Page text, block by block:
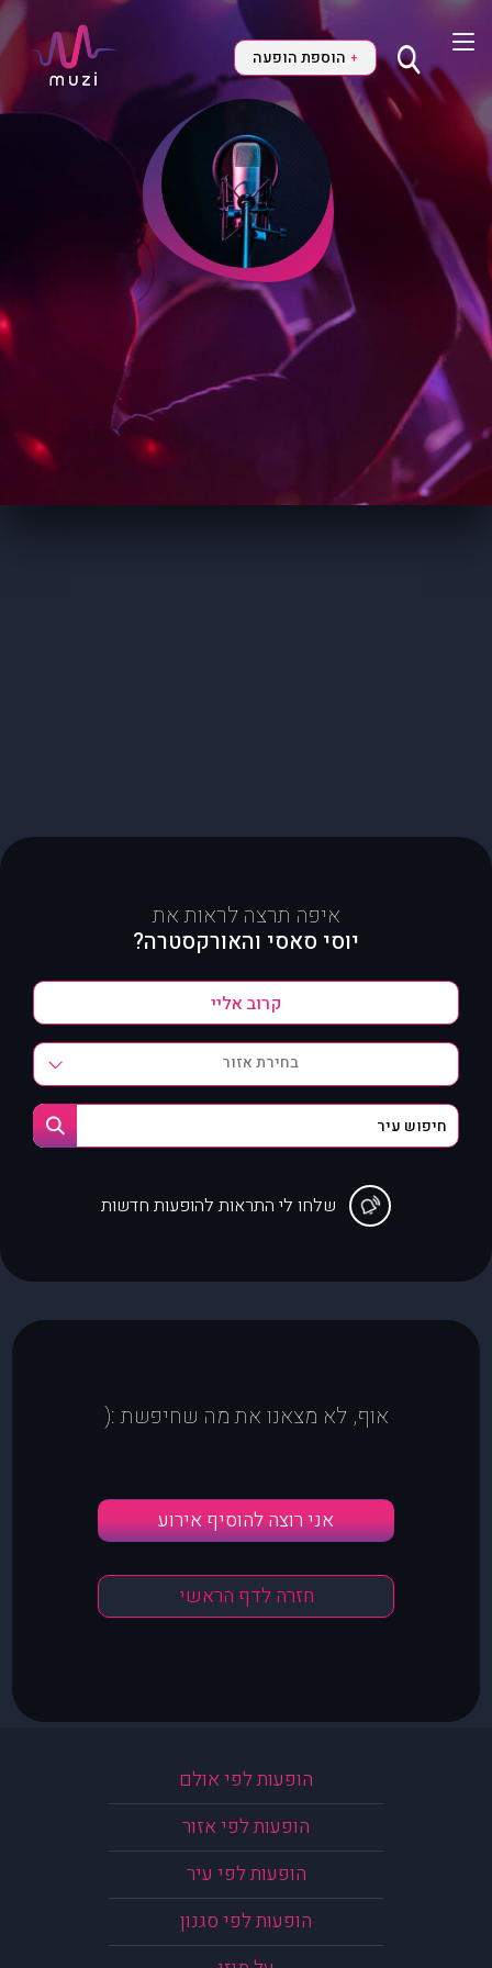
+ הוספת הופעה
איפה תרצה לראות את
יוסי סאסי והאורקסטרה?
בחירת אזור
שלחו לי התראות להופעות חדשות
אוף, לא מצאנו את מה שחיפשת :(
אני רוצה להוסיף אירוע
חזרה לדף הראשי
הופעות לפי אולם
הופעות לפי אזור
הופעות לפי עיר
הופעות לפי סגנון